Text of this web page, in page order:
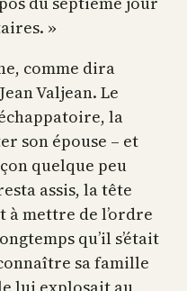
»
comme dira
Valjean. Le
la
son épouse – et
quelque peu
assis, la tête
à mettre de l’ordre
qu’il s’était
sa famille